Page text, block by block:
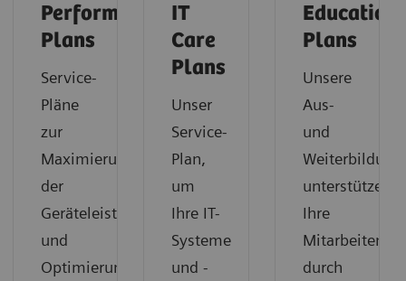
Performance
Plans
Service-
Pläne
zur
Maximierung
der
Geräteleistung
und
Optimierung
IT
Care
Plans
Unser
Service-
Plan,
um
Ihre IT-
Systeme
und -
Education
Plans
Unsere
Aus-
und
unterstützen
Ihre
durch